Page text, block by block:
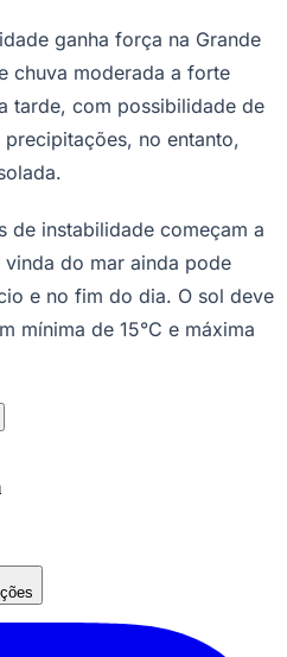
ganha força na Grande
chuva moderada a forte
tarde, com possibilidade de
no entanto,
de instabilidade começam a
vinda do mar ainda pode
e no fim do dia. O sol deve
mínima de 15°C e máxima